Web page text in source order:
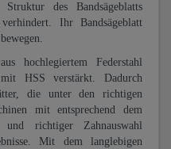
des Bandsägeblatts
Ihr Bandsägeblatt
hochlegiertem Federstahl
HSS verstärkt. Dadurch
die unter den richtigen
mit entsprechend dem
richtiger Zahnauswahl
Mit dem langlebigen